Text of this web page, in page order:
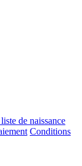
de naissance
Conditions